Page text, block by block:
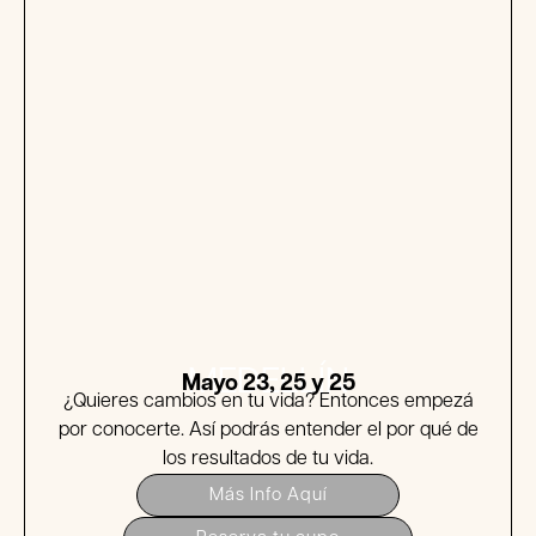
MEDELLÍN
Mayo 23, 25 y 25
¿Quieres cambios en tu vida? Entonces empezá
por conocerte. Así podrás entender el por qué de
los resultados de tu vida.
Más Info Aquí